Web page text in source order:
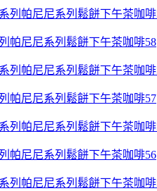
帕尼尼系列鬆餅下午茶咖啡58
帕尼尼系列鬆餅下午茶咖啡57
帕尼尼系列鬆餅下午茶咖啡56